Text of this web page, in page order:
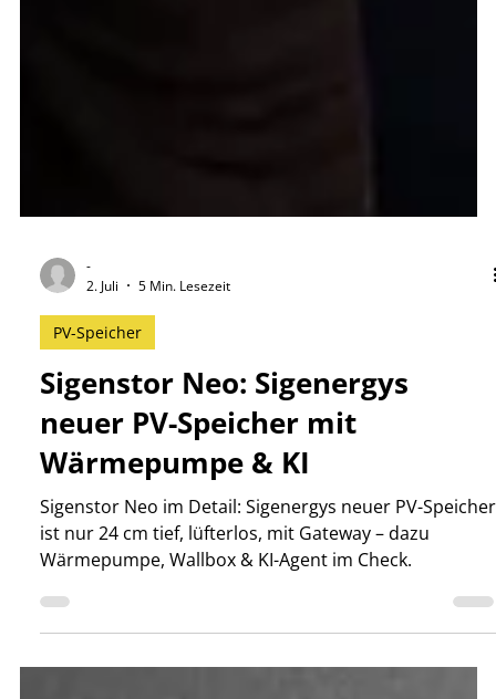
-
2. Juli
5 Min. Lesezeit
PV-Speicher
Sigenstor Neo: Sigenergys
neuer PV-Speicher mit
Wärmepumpe & KI
Sigenstor Neo im Detail: Sigenergys neuer PV-Speicher
ist nur 24 cm tief, lüfterlos, mit Gateway – dazu